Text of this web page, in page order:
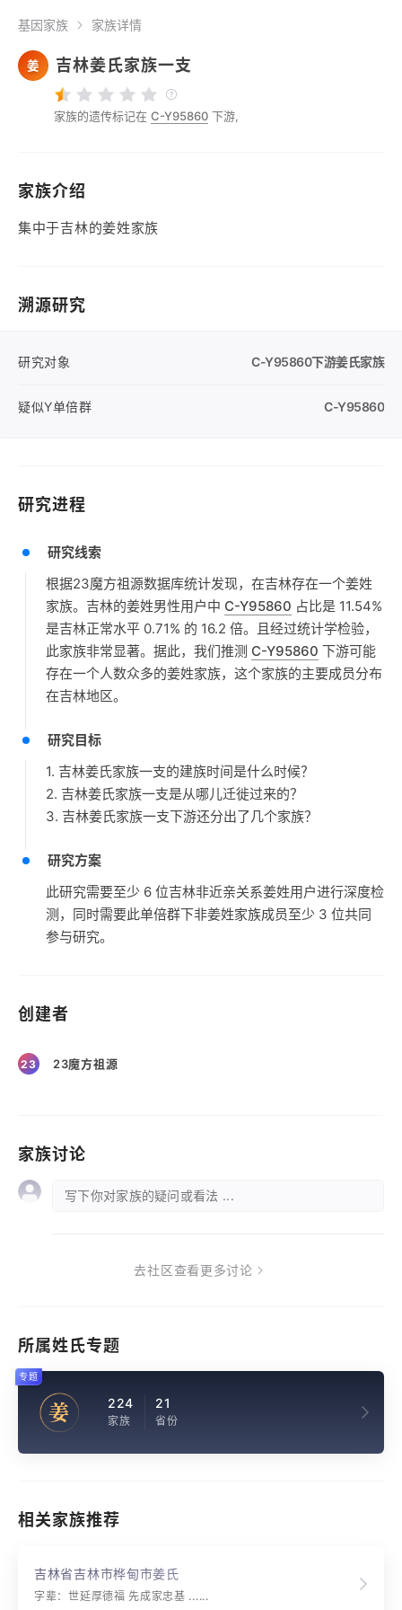
基因家族 家族详情
姜 吉林姜氏家族一支
家族的遗传标记在 C-Y95860 下游,
家族介绍
集中于吉林的姜姓家族
溯源研究
研究对象 C-Y95860下游姜氏家族
疑似Y单倍群 C-Y95860
研究进程
研究线索
根据23魔方祖源数据库统计发现，在吉林存在一个姜姓
家族。吉林的姜姓男性用户中 C-Y95860 占比是 11.54%
是吉林正常水平 0.71% 的 16.2 倍。且经过统计学检验，
此家族非常显著。据此，我们推测 C-Y95860 下游可能
存在一个人数众多的姜姓家族，这个家族的主要成员分布
在吉林地区。
研究目标
1. 吉林姜氏家族一支的建族时间是什么时候？
2. 吉林姜氏家族一支是从哪儿迁徙过来的？
3. 吉林姜氏家族一支下游还分出了几个家族？
研究方案
此研究需要至少 6 位吉林非近亲关系姜姓用户进行深度检
测，同时需要此单倍群下非姜姓家族成员至少 3 位共同
参与研究。
创建者
23 23魔方祖源
家族讨论
写下你对家族的疑问或看法 ...
去社区查看更多讨论
所属姓氏专题
姜 224
家族
21
省份
专题
相关家族推荐
吉林省吉林市桦甸市姜氏
字辈：世延厚德福 先成家忠基 ......